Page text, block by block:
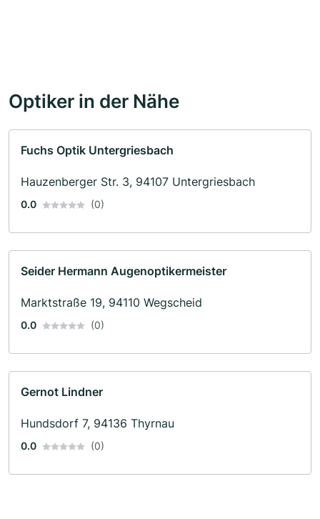
Optiker in der Nähe
Fuchs Optik Untergriesbach
Hauzenberger Str. 3, 94107 Untergriesbach
0.0 (0)
Seider Hermann Augenoptikermeister
Marktstraße 19, 94110 Wegscheid
0.0 (0)
Gernot Lindner
Hundsdorf 7, 94136 Thyrnau
0.0 (0)